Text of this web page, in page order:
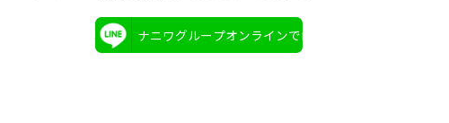
ナニワグループオンラインでログイン